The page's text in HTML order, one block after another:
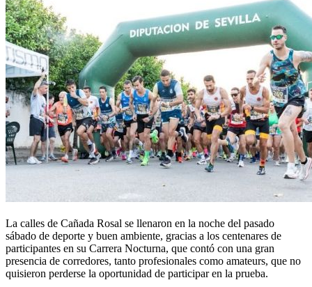
La calles de Cañada Rosal se llenaron en la noche del pasado
sábado de deporte y buen ambiente, gracias a los centenares de
participantes en su Carrera Nocturna, que contó con una gran
presencia de corredores, tanto profesionales como amateurs, que no
quisieron perderse la oportunidad de participar en la prueba.